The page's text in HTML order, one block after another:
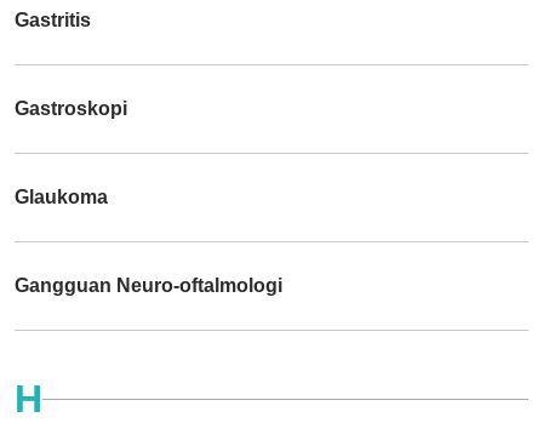
Gastritis
Gastroskopi
Glaukoma
Gangguan Neuro-oftalmologi
H